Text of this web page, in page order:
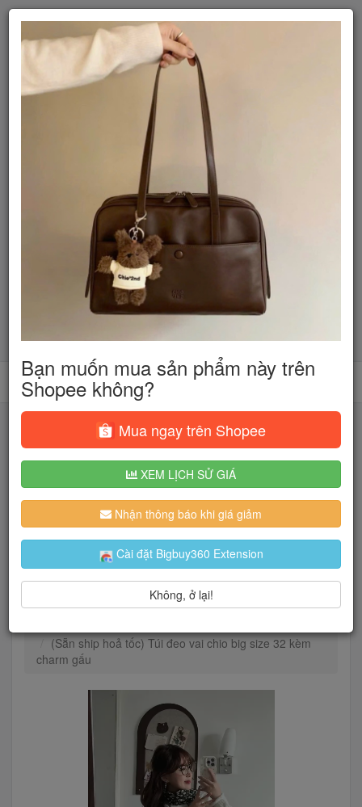
Tìm kiếm
Người dùng đang quan tâm đến 🔥...
Trang chủ
Vali - Balo - Túi xách - Ví
(Sẵn ship hoả tốc) Túi đeo vai chio big size 32 kèm
charm gấu
Bạn muốn mua sản phẩm này trên
Shopee không?
Mua ngay trên Shopee
XEM LỊCH SỬ GIÁ
Nhận thông báo khi giá giảm
Cài đặt Bigbuy360 Extension
Không, ở lại!